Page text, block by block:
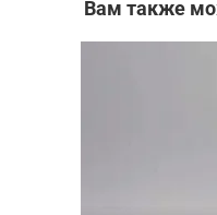
Вам также